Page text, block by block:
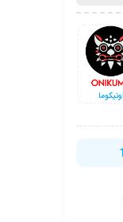
اونیکوما